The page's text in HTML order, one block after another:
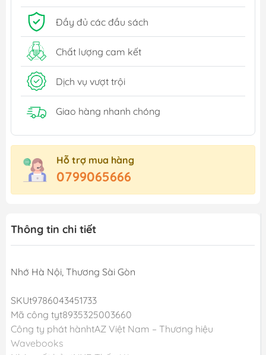
Đầy đủ các đầu sách
Chất lượng cam kết
Dịch vụ vượt trội
Giao hàng nhanh chóng
Hỗ trợ mua hàng
0799065666
Thông tin chi tiết
Nhớ Hà Nội, Thương Sài Gòn
SKUt9786043451733
Mã công tyt8935325003660
Công ty phát hànhtAZ Việt Nam – Thương hiệu
Wavebooks